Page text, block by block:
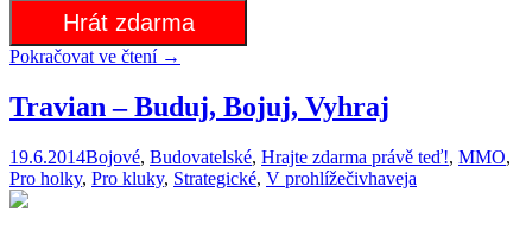
Hrát zdarma
Pokračovat ve čtení →
Travian – Buduj, Bojuj, Vyhraj
19.6.2014Bojové, Budovatelské, Hrajte zdarma právě teď!, MMO,
Pro holky, Pro kluky, Strategické, V prohlížečivhaveja